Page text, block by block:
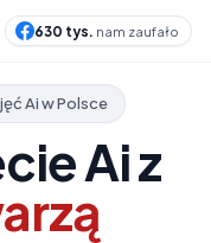
630 tys. nam zaufało
Ai w Polsce
Ai z